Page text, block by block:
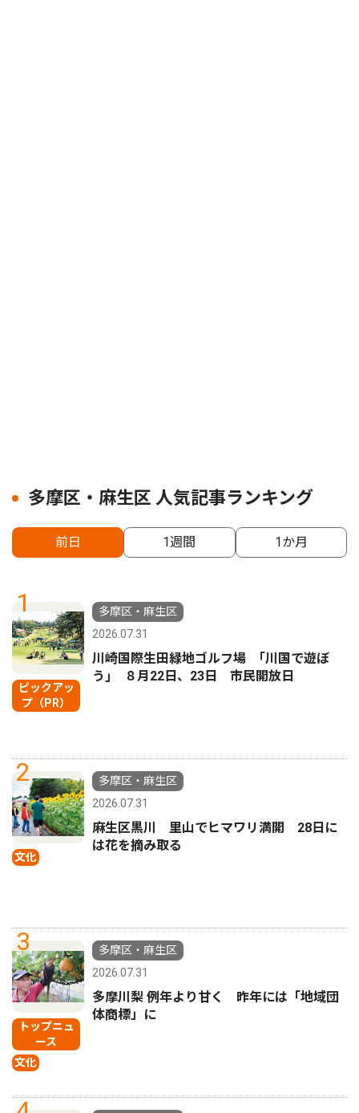
多摩区・麻生区 人気記事ランキング
前日 1週間 1か月
1
ピックアッ
プ（PR）
多摩区・麻生区
2026.07.31
川崎国際生田緑地ゴルフ場 ｢川国で遊ぼ
う｣ ８月22日、23日 市民開放日
2
文化
多摩区・麻生区
2026.07.31
麻生区黒川 里山でヒマワリ満開 28日に
は花を摘み取る
3
トップニュ
ース
文化
多摩区・麻生区
2026.07.31
多摩川梨 例年より甘く 昨年には「地域団
体商標」に